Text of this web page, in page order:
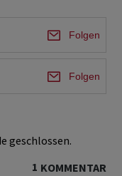
Folgen
Folgen
geschlossen.
1 KOMMENTAR